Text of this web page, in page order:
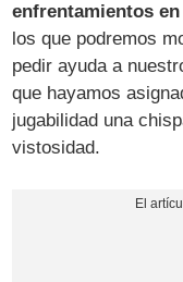
enfrentamientos
los que podremos
pedir ayuda a
que hayamos
jugabilidad una
vistosidad.